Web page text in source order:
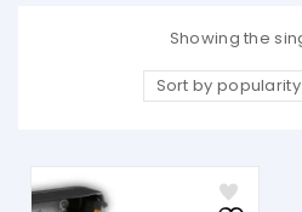
Showing the
Sort by popularity